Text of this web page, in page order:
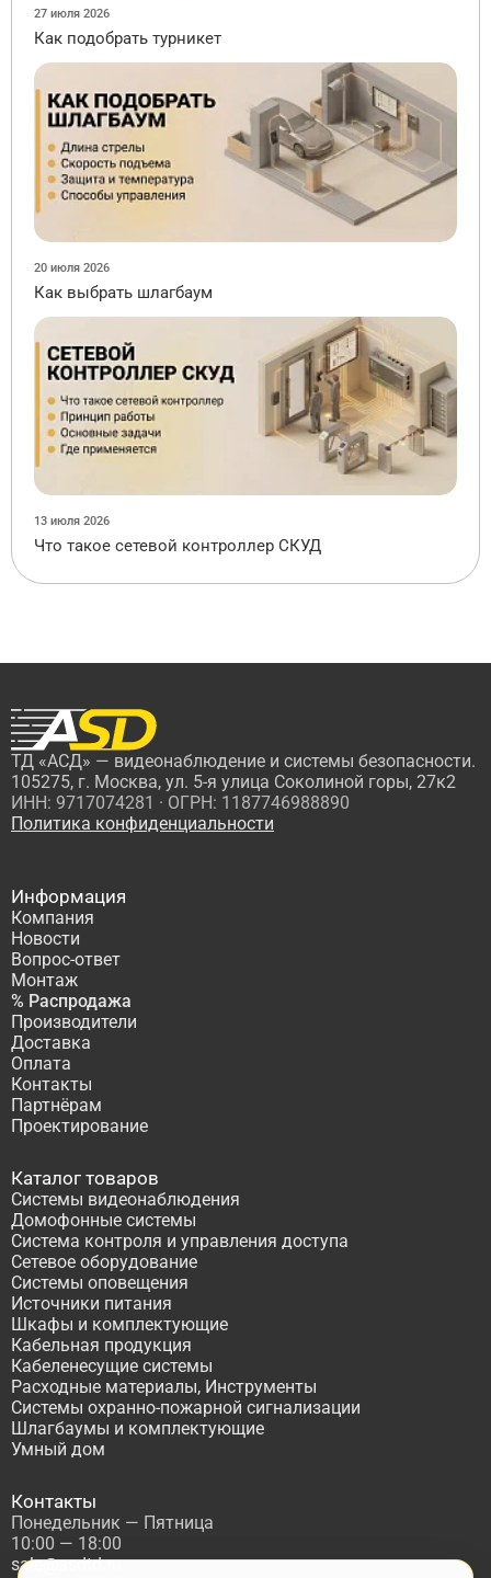
27 июля 2026
Как подобрать турникет
20 июля 2026
Как выбрать шлагбаум
13 июля 2026
Что такое сетевой контроллер СКУД
ТД «АСД» — видеонаблюдение и системы безопасности.
105275, г. Москва, ул. 5-я улица Соколиной горы, 27к2
ИНН: 9717074281 · ОГРН: 1187746988890
Политика конфиденциальности
Информация
Компания
Новости
Вопрос-ответ
Монтаж
% Распродажа
Производители
Доставка
Оплата
Контакты
Партнёрам
Проектирование
Каталог товаров
Системы видеонаблюдения
Домофонные системы
Система контроля и управления доступа
Сетевое оборудование
Системы оповещения
Источники питания
Шкафы и комплектующие
Кабельная продукция
Кабеленесущие системы
Расходные материалы, Инструменты
Системы охранно-пожарной сигнализации
Шлагбаумы и комплектующие
Умный дом
Контакты
Понедельник — Пятница
10:00 — 18:00
sale@asdtd.ru